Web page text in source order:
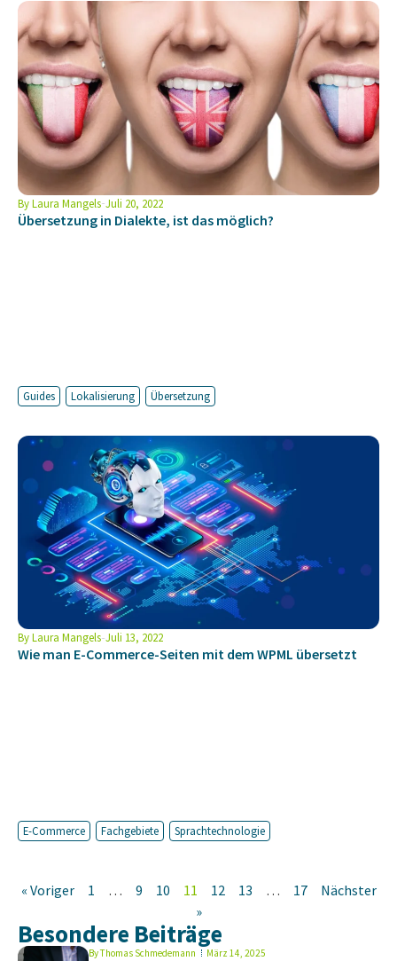
ByLaura Mangels Juli 20, 2022
Übersetzung in Dialekte, ist das möglich?
Guides Lokalisierung Übersetzung
ByLaura Mangels Juli 13, 2022
Wie man E-Commerce-Seiten mit dem WPML übersetzt
E-Commerce Fachgebiete Sprachtechnologie
« Voriger 1 … 9 10 11 12 13 … 17
Nächster
»
Besondere Beiträge
ByThomas Schmedemann März 14, 2025